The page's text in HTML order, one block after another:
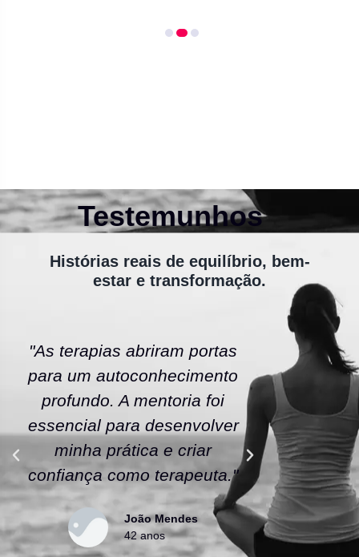
Testemunhos
Histórias reais de equilíbrio, bem-
estar e transformação.
"As terapias abriram portas
para um autoconhecimento
profundo. A mentoria foi
essencial para desenvolver
minha prática e criar
confiança como terapeuta."
João Mendes
42 anos
"A
escola
As
uma